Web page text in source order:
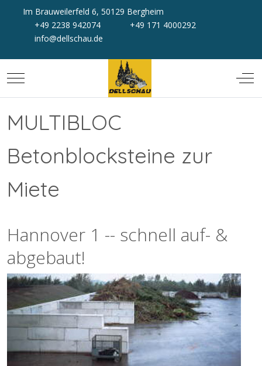
Im Brauweilerfeld 6, 50129 Bergheim
+49 2238 942074
+49 171 4000292
info@dellschau.de
Mobile Menu Toggle Off-
MULTIBLOC
Betonblocksteine zur
Miete
Hannover 1 -- schnell auf- &
abgebaut!